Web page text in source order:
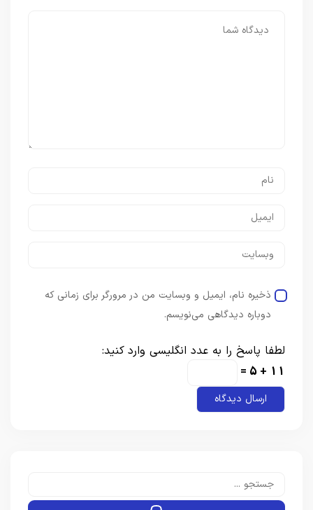
ذخیره نام، ایمیل و وبسایت من در مرورگر برای زمانی که
دوباره دیدگاهی می‌نویسم.
لطفا پاسخ را به عدد انگلیسی وارد کنید:
11 + 5 =